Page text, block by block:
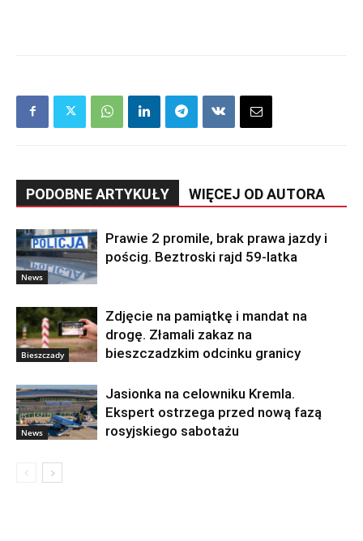
PODOBNE ARTYKUŁY WIĘCEJ OD AUTORA
News
Prawie 2 promile, brak prawa jazdy i
pościg. Beztroski rajd 59-latka
Bieszczady
Zdjęcie na pamiątkę i mandat na
drogę. Złamali zakaz na
bieszczadzkim odcinku granicy
News
Jasionka na celowniku Kremla.
Ekspert ostrzega przed nową fazą
rosyjskiego sabotażu